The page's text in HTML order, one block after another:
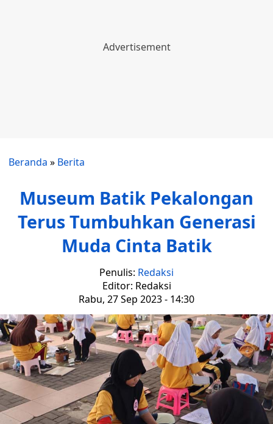
Beranda » Berita
Museum Batik Pekalongan
Terus Tumbuhkan Generasi
Muda Cinta Batik
Penulis: Redaksi
Editor: Redaksi
Rabu, 27 Sep 2023 - 14:30